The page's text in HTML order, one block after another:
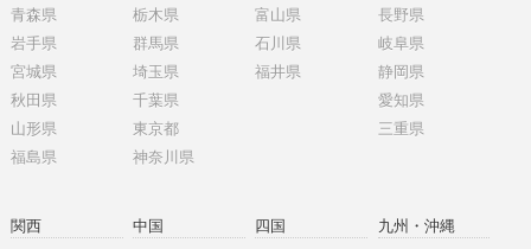
青森県
岩手県
宮城県
秋田県
山形県
福島県
栃木県
群馬県
埼玉県
千葉県
東京都
神奈川県
富山県
石川県
福井県
長野県
岐阜県
静岡県
愛知県
三重県
関西
中国
四国
九州・沖縄